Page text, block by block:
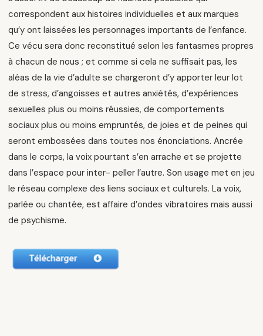
correspondent aux histoires individuelles et aux marques
qu’y ont laissées les personnages importants de l’enfance.
Ce vécu sera donc reconstitué selon les fantasmes propres
à chacun de nous ; et comme si cela ne suffisait pas, les
aléas de la vie d’adulte se chargeront d’y apporter leur lot
de stress, d’angoisses et autres anxiétés, d’expériences
sexuelles plus ou moins réussies, de comportements
sociaux plus ou moins empruntés, de joies et de peines qui
seront embossées dans toutes nos énonciations. Ancrée
dans le corps, la voix pourtant s’en arrache et se projette
dans l’espace pour inter- peller l’autre. Son usage met en jeu
le réseau complexe des liens sociaux et culturels. La voix,
parlée ou chantée, est affaire d’ondes vibratoires mais aussi
de psychisme.